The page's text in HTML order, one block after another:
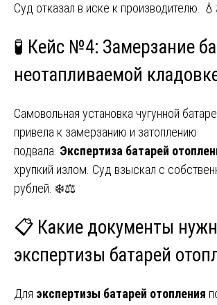
Суд отказал в иске к производителю.
🧪 Кейс №4: Замерзание
неотапливаемой
Самовольная установка чугунной
привела к замерзанию и затоплению
подвала. Экспертиза батарей
хрупкий излом. Суд взыскал с
рублей. ❄️⚖️
📋 Какие документы
экспертизы батарей
Для экспертизы батарей отопления